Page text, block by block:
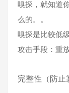
嗅探，就知道
么的。。
嗅探是比较低
攻击手段：重
完整性（防止